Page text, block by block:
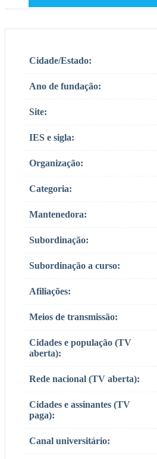
Cidade/Estado:
Ano de fundação:
Site:
IES e sigla:
Organização:
Categoria:
Mantenedora:
Subordinação:
Subordinação a curso:
Afiliações:
Meios de transmissão:
Cidades e população (TV
aberta):
Rede nacional (TV aberta):
Cidades e assinantes (TV
paga):
Canal universitário: